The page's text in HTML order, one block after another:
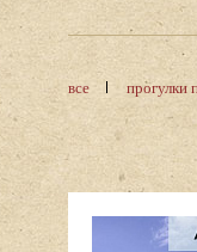
все прогулки